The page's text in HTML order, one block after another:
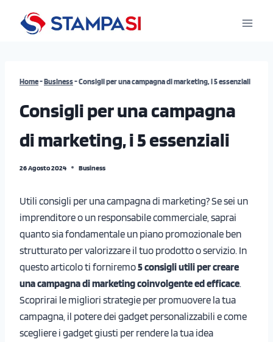
Home-Business-Consigli per una campagna di marketing, i 5 essenziali
Consigli per una campagna
di marketing, i 5 essenziali
26 Agosto 2024 Business
Utili consigli per una campagna di marketing? Se sei un
imprenditore o un responsabile commerciale, saprai
quanto sia fondamentale un piano promozionale ben
strutturato per valorizzare il tuo prodotto o servizio. In
questo articolo ti forniremo5 consigli utili per creare
una campagna di marketingcoinvolgente ed efficace.
Scoprirai le migliori strategie per promuovere la tua
campagna, il potere dei gadget personalizzabili e come
scegliere i gadget giusti per rendere la tua idea